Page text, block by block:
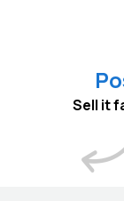
Sell it